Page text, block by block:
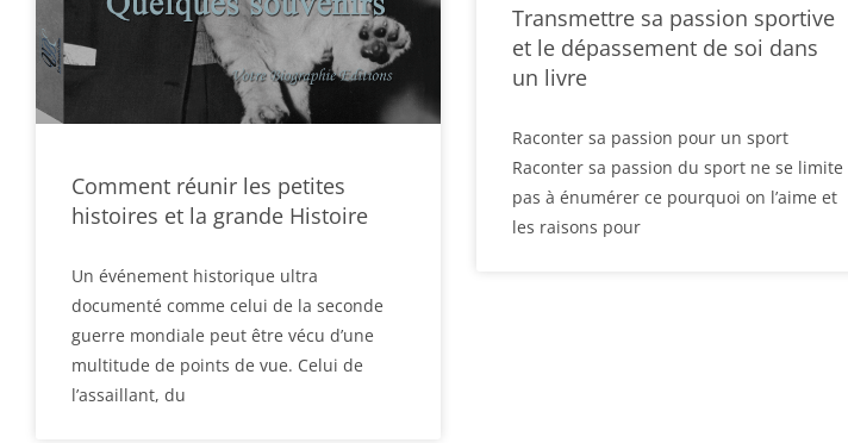
Comment réunir les petites
histoires et la grande Histoire
Un événement historique ultra
documenté comme celui de la seconde
guerre mondiale peut être vécu d’une
multitude de points de vue. Celui de
l’assaillant, du
Transmettre sa passion sportive
et le dépassement de soi dans
un livre
Raconter sa passion pour un sport
Raconter sa passion du sport ne se limite
pas à énumérer ce pourquoi on l’aime et
les raisons pour